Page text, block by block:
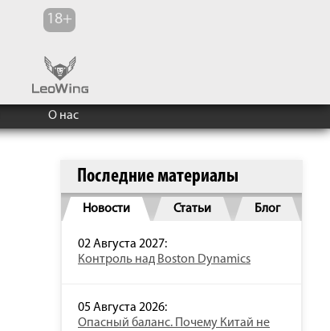
О нас
Последние материалы
Новости Статьи Блог
02 Августа 2027:
Контроль над Boston Dynamics
05 Августа 2026:
Опасный баланс. Почему Китай не